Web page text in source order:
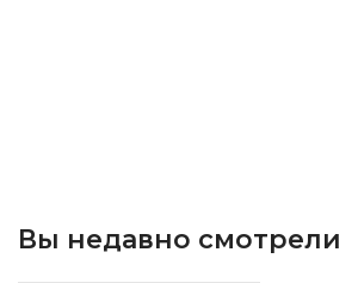
Вы недавно смотрели